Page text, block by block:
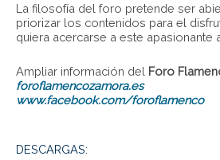
La filosofía del foro pretende ser
priorizar los contenidos para el
quiera acercarse a este apasionante
Ampliar información del Foro
foroflamencozamora.es
www.facebook.com/foroflamenco
DESCARGAS: